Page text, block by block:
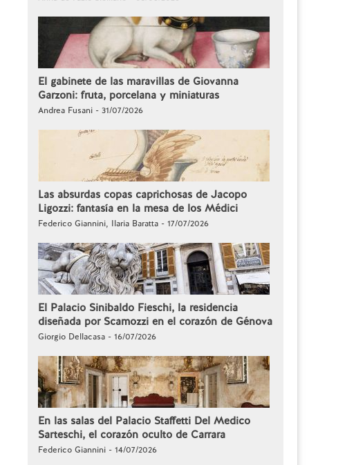
El gabinete de las maravillas de Giovanna
Garzoni: fruta, porcelana y miniaturas
Andrea Fusani - 31/07/2026
Las absurdas copas caprichosas de Jacopo
Ligozzi: fantasía en la mesa de los Médici
Federico Giannini, Ilaria Baratta - 17/07/2026
El Palacio Sinibaldo Fieschi, la residencia
diseñada por Scamozzi en el corazón de Génova
Giorgio Dellacasa - 16/07/2026
En las salas del Palacio Staffetti Del Medico
Sarteschi, el corazón oculto de Carrara
Federico Giannini - 14/07/2026